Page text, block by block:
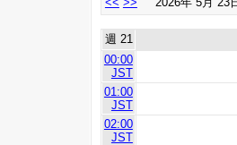
週 21
00:00
JST
01:00
JST
02:00
JST